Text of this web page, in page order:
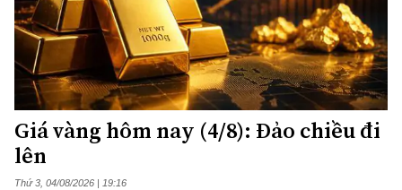
Giá vàng hôm nay (4/8): Đảo chiều đi
lên
Thứ 3, 04/08/2026 | 19:16